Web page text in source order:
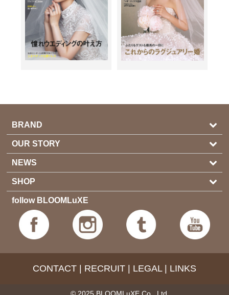
BRAND
OUR STORY
NEWS
SHOP
follow BLOOMLuXE
CONTACT RECRUIT LEGAL| LINKS
© 2025 BLOOMLuXE Co., Ltd.